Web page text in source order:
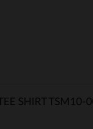
SHIRT TSM10-